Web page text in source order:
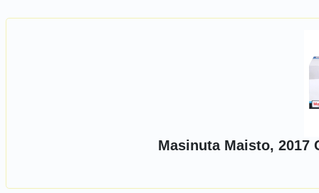
Masinuta Maisto, 2017